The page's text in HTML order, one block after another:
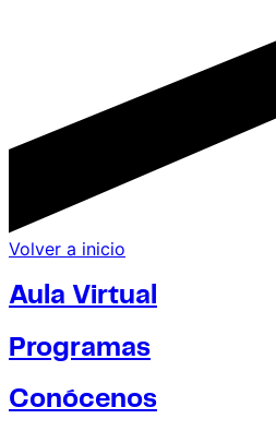
Volver a inicio
Aula Virtual
Programas
Conócenos